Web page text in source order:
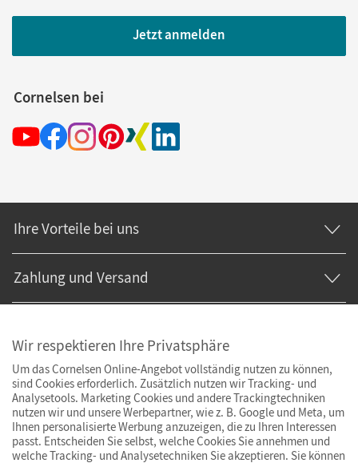
Jetzt anmelden
Cornelsen bei
Ihre Vorteile bei uns
Zahlung und Versand
Wir respektieren Ihre Privatsphäre
Um das Cornelsen Online-Angebot vollständig nutzen zu können,
sind Cookies erforderlich. Zusätzlich nutzen wir Tracking- und
Analysetools. Marketing Cookies und andere Trackingtechniken
nutzen wir und unsere Werbepartner, wie z. B. Google und Meta, um
Ihnen personalisierte Werbung anzuzeigen, die zu Ihren Interessen
passt. Entscheiden Sie selbst, welche Cookies Sie annehmen und
welche Tracking- und Analysetechniken Sie akzeptieren. Sie können